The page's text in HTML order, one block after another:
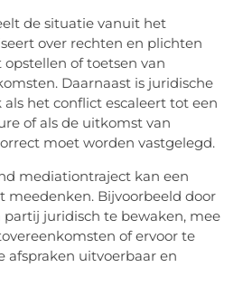
de situatie vanuit het
over rechten en plichten
of toetsen van
Daarnaast is juridische
het conflict escaleert tot een
of als de uitkomst van
moet worden vastgelegd.
mediationtraject kan een
meedenken. Bijvoorbeeld door
partij juridisch te bewaken, mee
of ervoor te
afspraken uitvoerbaar en